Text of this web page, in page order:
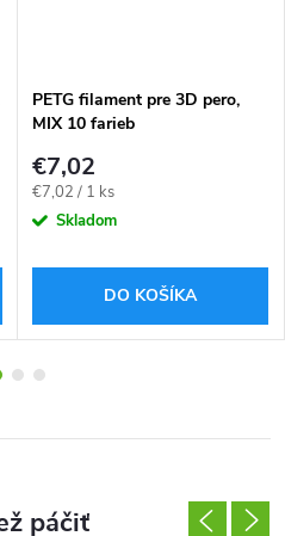
PETG filament pre 3D pero,
MIX 10 farieb
€7,02
Jednotková
cena:
€7,02 / 1 ks
Skladom
DO KOŠÍKA